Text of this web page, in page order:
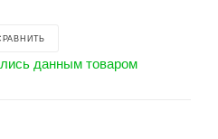
данным товаром